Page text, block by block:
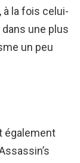
à la fois celui-
une plus
un peu
également